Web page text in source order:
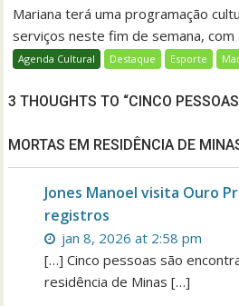
Mariana terá uma programação
serviços neste fim de semana, com
Agenda Cultural Destaque Esporte
3 THOUGHTS TO “CINCO
MORTAS EM RESIDÊNCIA DE
Jones Manoel visita Ouro
registros
jan 8, 2026 at 2:58 pm
[…] Cinco pessoas são
residência de Minas […]